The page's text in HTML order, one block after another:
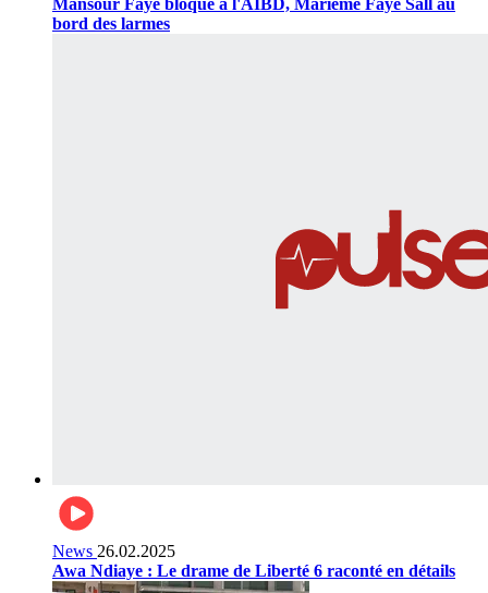
bord des larmes
News 26.02.2025
Awa Ndiaye : Le drame de Liberté 6 raconté en détails